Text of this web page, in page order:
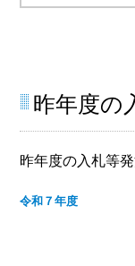
昨年度の
昨年度の入札等
令和７年度